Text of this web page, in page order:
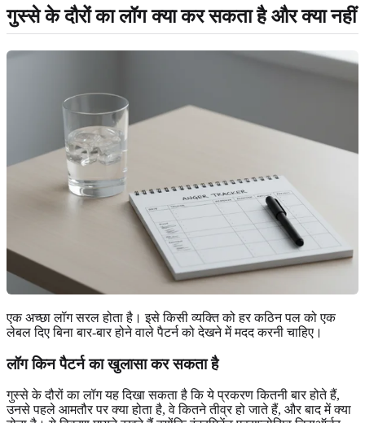
गुस्से के दौरों का लॉग क्या कर सकता है और क्या नहीं
एक अच्छा लॉग सरल होता है। इसे किसी व्यक्ति को हर कठिन पल को एक
लेबल दिए बिना बार-बार होने वाले पैटर्न को देखने में मदद करनी चाहिए।
लॉग किन पैटर्न का खुलासा कर सकता है
गुस्से के दौरों का लॉग यह दिखा सकता है कि ये प्रकरण कितनी बार होते हैं,
उनसे पहले आमतौर पर क्या होता है, वे कितने तीव्र हो जाते हैं, और बाद में क्या